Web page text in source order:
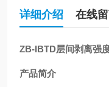
详细介绍 在线
ZB-IBTD层间剥离强
产品简介